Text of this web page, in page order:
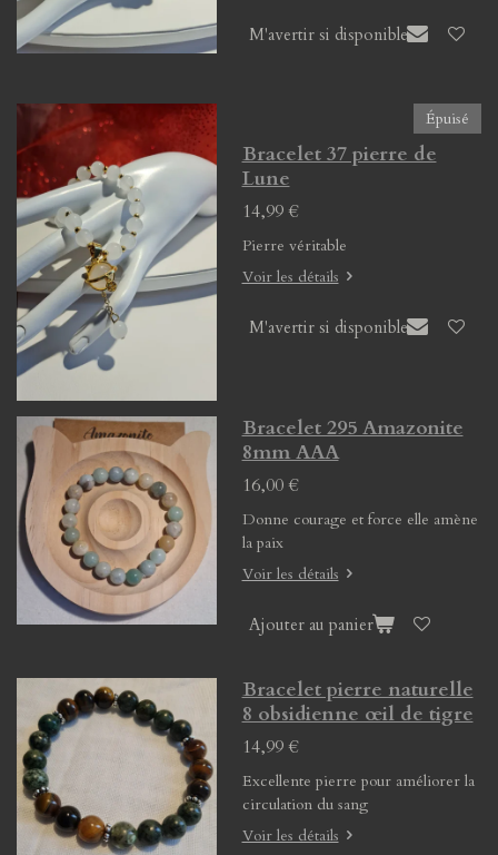
M'avertir si disponible
Épuisé
Bracelet 37 pierre de
Lune
14,99 €
Pierre véritable
Voir les détails
M'avertir si disponible
Bracelet 295 Amazonite
8mm AAA
16,00 €
Donne courage et force elle amène
la paix
Voir les détails
Ajouter au panier
Bracelet pierre naturelle
8 obsidienne œil de tigre
14,99 €
Excellente pierre pour améliorer la
circulation du sang
Voir les détails